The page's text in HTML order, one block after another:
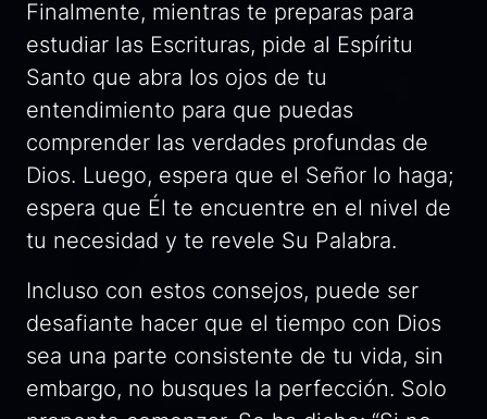
Finalmente, mientras te preparas para
estudiar las Escrituras, pide al Espíritu
Santo que abra los ojos de tu
entendimiento para que puedas
comprender las verdades profundas de
Dios. Luego, espera que el Señor lo haga;
espera que Él te encuentre en el nivel de
tu necesidad y te revele Su Palabra.
Incluso con estos consejos, puede ser
desafiante hacer que el tiempo con Dios
sea una parte consistente de tu vida, sin
embargo, no busques la perfección. Solo